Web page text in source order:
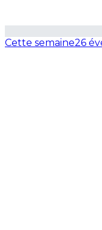
Cette semaine26